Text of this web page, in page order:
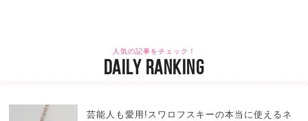
人気の記事をチェック！
DAILY RANKING
芸能人も愛用!スワロフスキーの本当に使えるネ